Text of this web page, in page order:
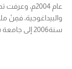
عام 2004م،
سنة2006 إلى جامعة سنة 2020